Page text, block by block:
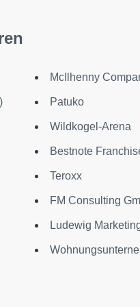
McIlhenny
Patuko
Wildkogel-Arena
Bestnote
Teroxx
FM Consulting
Ludewig